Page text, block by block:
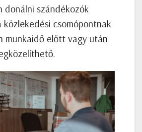
donálni szándékozók
közlekedési csomópontnak
munkaidő előtt vagy után